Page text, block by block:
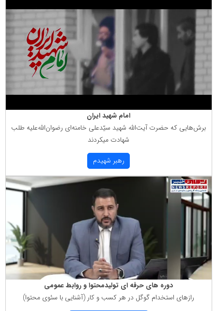
امام شهید ایران
برش‌هایی كه حضرت آیت‌الله شهید سیّدعلی خامنه‌ای رضوان‌الله‌علیه طلب
شهادت میكردند
رهبر شهیدم
دوره های حرفه ای تولیدمحتوا و روابط عمومی
رازهای استخدام گوگل در هر كسب و كار (آشنایی با سئوی محتوا)